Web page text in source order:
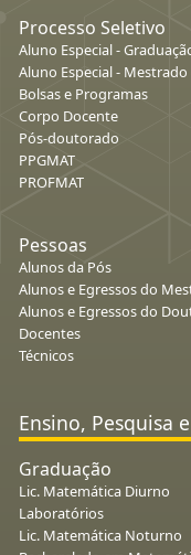
Processo Seletivo
Aluno Especial -
Aluno Especial -
Bolsas e Programas
Corpo Docente
Pós-doutorado
PPGMAT
PROFMAT
Pessoas
Alunos da Pós
Alunos e Egressos do
Alunos e Egressos do
Docentes
Técnicos
Ensino, Pesquisa
Graduação
Lic. Matemática Diurno
Laboratórios
Lic. Matemática Noturno